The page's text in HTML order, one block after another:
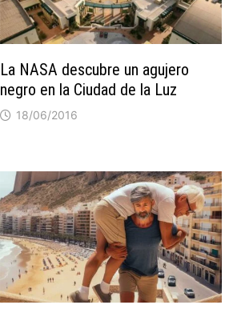
La NASA descubre un agujero
negro en la Ciudad de la Luz
18/06/2016